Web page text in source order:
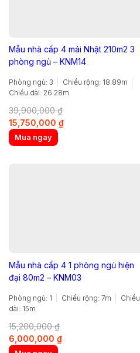
Mẫu nhà cấp 4 mái Nhật 210m2 3
phòng ngủ – KNM14
Phòng ngủ: 3
Chiều rộng: 18.89m
Chiều dài: 26.28m
39,900,000₫
Original
price
was:
15,750,000 ₫Current
Mua ngay
Mẫu nhà cấp 4 1 phòng ngủ hiện
đại 80m2 – KNM03
Phòng ngủ: 1 Chiều rộng: 7m
Chiều
dài: 15m
15,200,000₫
Original
price
6,000,000 ₫Current